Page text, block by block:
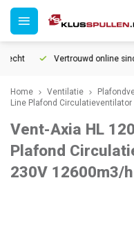
Vertrouwd online
Home Ventilatie
Line Plafond
Vent-Axia HL
Plafond
230V 12600m3/